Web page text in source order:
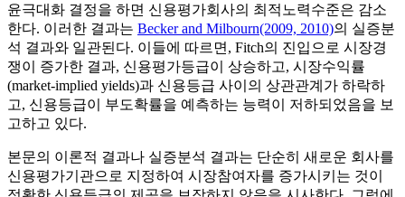
윤극대화 결정을 하면 신용평가회사의 최적노력수준은 감소
한다. 이러한 결과는 Becker and Milbourn(2009, 2010)의 실증분
석 결과와 일관된다. 이들에 따르면, Fitch의 진입으로 시장경
쟁이 증가한 결과, 신용평가등급이 상승하고, 시장수익률
(market-implied yields)과 신용등급 사이의 상관관계가 하락하
고, 신용등급이 부도확률을 예측하는 능력이 저하되었음을 보
고하고 있다.
본문의 이론적 결과나 실증분석 결과는 단순히 새로운 회사를
신용평가기관으로 지정하여 시장참여자를 증가시키는 것이